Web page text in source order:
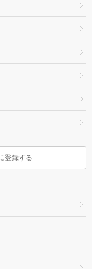
登録する